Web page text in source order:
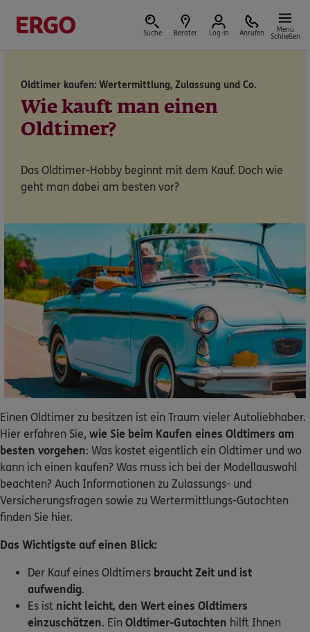
Suche Berater Log-in Anrufen
Menü
Schließen
Versicherungen & Finanzen
Reform der privaten Altersvorsorge
Jetzt informieren
Nicht sicher, was Sie benötigen?
Dann lassen Sie sich helfen.
Meine Versicherungen
dem ERGO Rechtsschutz und der DKV.
Schaden- oder Leistungsfall melden
Bequem online oder telefonisch.
Oldtimer kaufen: Wertermittlung, Zulassung und Co.
Wie kauft man einen
Oldtimer?
Das Oldtimer-Hobby beginnt mit dem Kauf. Doch wie
geht man dabei am besten vor?
Einen Oldtimer zu besitzen ist ein Traum vieler Autoliebhaber.
Hier erfahren Sie, wie Sie beim Kaufen eines Oldtimers am
besten vorgehen: Was kostet eigentlich ein Oldtimer und wo
kann ich einen kaufen? Was muss ich bei der Modellauswahl
beachten? Auch Informationen zu Zulassungs- und
Versicherungsfragen sowie zu Wertermittlungs-Gutachten
finden Sie hier.
Das Wichtigste auf einen Blick:
Der Kauf eines Oldtimers braucht Zeit und ist
aufwendig.
Es ist nicht leicht, den Wert eines Oldtimers
einzuschätzen. Ein Oldtimer-Gutachten hilft Ihnen